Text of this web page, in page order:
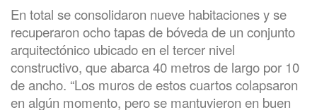
En total se consolidaron nueve habitaciones y se
recuperaron ocho tapas de bóveda de un conjunto
arquitectónico ubicado en el tercer nivel
constructivo, que abarca 40 metros de largo por 10
de ancho. “Los muros de estos cuartos colapsaron
en algún momento, pero se mantuvieron en buen